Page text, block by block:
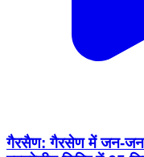
गैरसैण: गैरसेण में जन-जन